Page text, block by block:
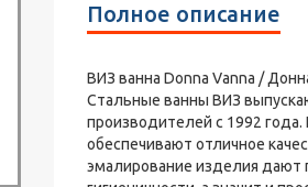
Полное описание
ВИЗ ванна Donna Vanna /
Стальные ванны ВИЗ
производителей с 1992
обеспечивают отличное
эмалирование изделия дают